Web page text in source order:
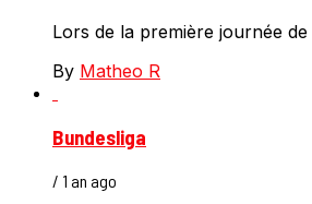
Lors de la première journée
By Matheo R
Bundesliga
/ 1 an ago